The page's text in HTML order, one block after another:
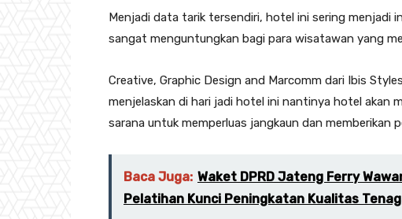
Menjadi data tarik tersendiri, hotel ini sering menjadi
sangat menguntungkan bagi para wisatawan yang
Creative, Graphic Design and Marcomm dari Ibis
menjelaskan di hari jadi hotel ini nantinya hotel akan
sarana untuk memperluas jangkaun dan memberikan
Baca Juga: Waket DPRD Jateng Ferry
Pelatihan Kunci Peningkatan Kualitas